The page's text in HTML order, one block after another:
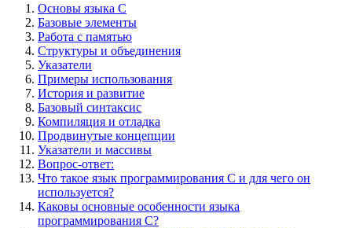
Основы языка C
Базовые элементы
Работа с памятью
Структуры и объединения
Указатели
Примеры использования
История и развитие
Базовый синтаксис
Компиляция и отладка
Продвинутые концепции
Указатели и массивы
Вопрос-ответ:
Что такое язык программирования C и для чего он
используется?
Каковы основные особенности языка
программирования C?